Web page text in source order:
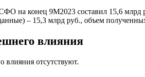
на конец 9М2023 составил 15,6 млрд
– 15,3 млрд руб., объем
влияния
влияния отсутствуют.